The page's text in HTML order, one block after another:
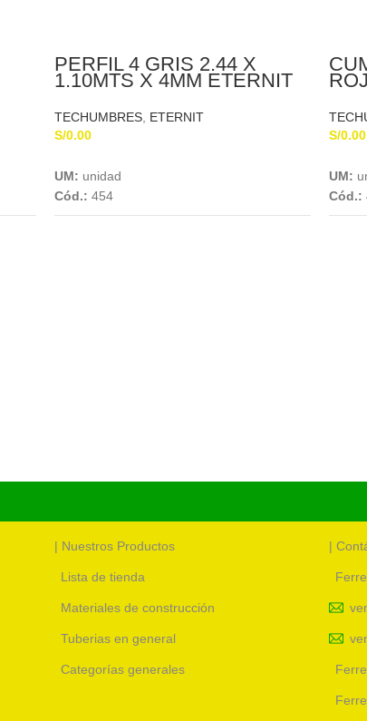
PERFIL 4 GRIS 2.44 X
1.10MTS X 4MM ETERNIT
TECHUMBRES ETERNIT
S/0.00
UM: unidad
Cód.: 454
S/0.00
UM:
Cód.:
| Nuestros Productos
Lista de tienda
Materiales de construcción
Tuberias en general
Categorías generales
|